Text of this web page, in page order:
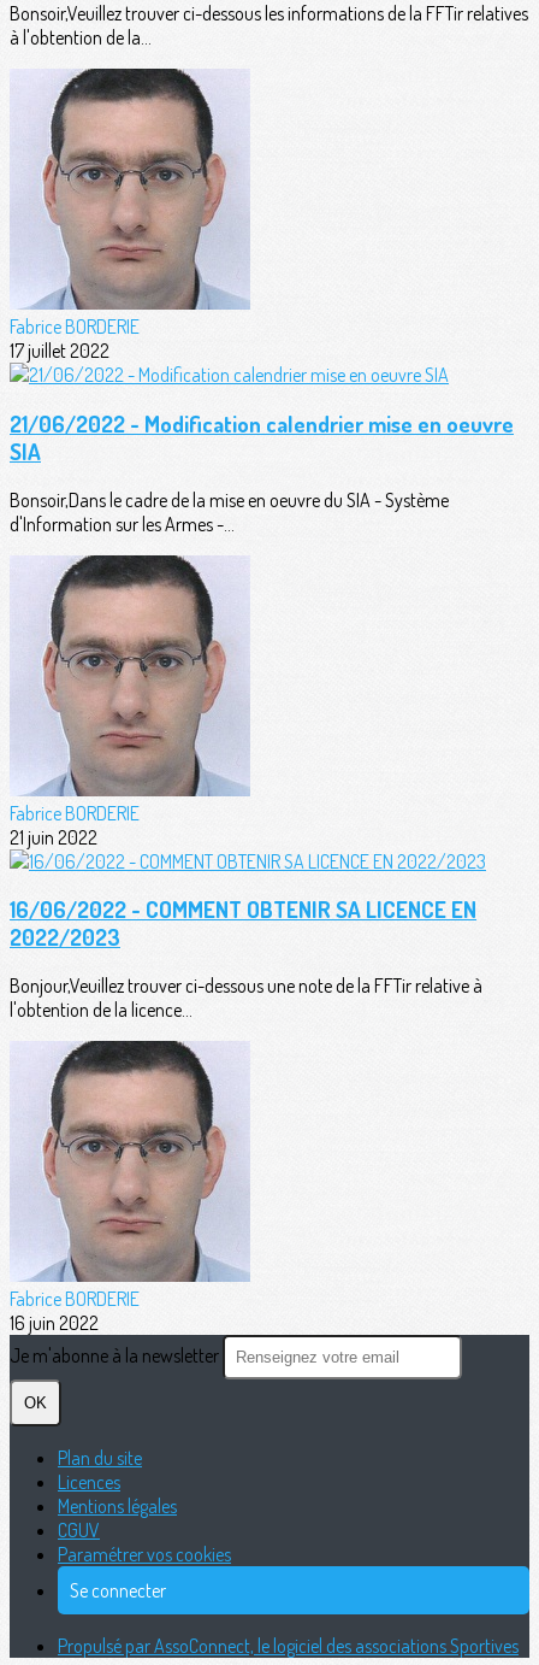
Bonsoir,Veuillez trouver ci-dessous les informations de la FFTir relatives
à l'obtention de la...
Fabrice BORDERIE
17 juillet 2022
21/06/2022 - Modification calendrier mise en oeuvre
SIA
Bonsoir,Dans le cadre de la mise en oeuvre du SIA - Système
d'Information sur les Armes -...
Fabrice BORDERIE
21 juin 2022
16/06/2022 - COMMENT OBTENIR SA LICENCE EN
2022/2023
Bonjour,Veuillez trouver ci-dessous une note de la FFTir relative à
l'obtention de la licence...
Fabrice BORDERIE
16 juin 2022
Je m'abonne à la newsletter
OK
Plan du site
Licences
Mentions légales
CGUV
Paramétrer vos cookies
Se connecter
Propulsé par AssoConnect, le logiciel des associations Sportives